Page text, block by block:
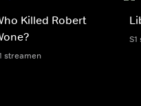
Killed Robert
streamen